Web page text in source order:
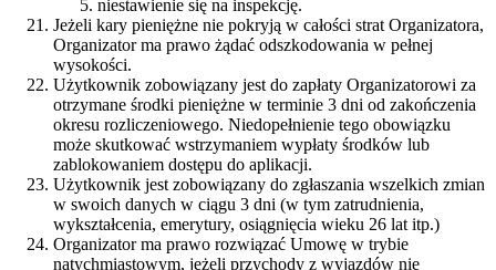
niestawienie się na inspekcję.
Jeżeli kary pieniężne nie pokryją w całości strat Organizatora,
Organizator ma prawo żądać odszkodowania w pełnej
wysokości.
Użytkownik zobowiązany jest do zapłaty Organizatorowi za
otrzymane środki pieniężne w terminie 3 dni od zakończenia
okresu rozliczeniowego. Niedopełnienie tego obowiązku
może skutkować wstrzymaniem wypłaty środków lub
zablokowaniem dostępu do aplikacji.
Użytkownik jest zobowiązany do zgłaszania wszelkich zmian
w swoich danych w ciągu 3 dni (w tym zatrudnienia,
wykształcenia, emerytury, osiągnięcia wieku 26 lat itp.)
Organizator ma prawo rozwiązać Umowę w trybie
natychmiastowym, jeżeli przychody z wyjazdów nie